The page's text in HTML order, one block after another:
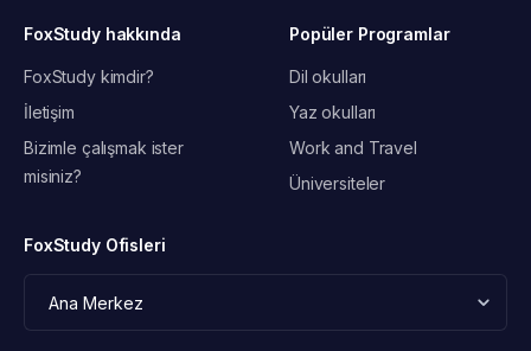
FoxStudy hakkında
FoxStudy kimdir?
İletişim
Bizimle çalışmak ister
misiniz?
Popüler Programlar
Dil okulları
Yaz okulları
Work and Travel
Üniversiteler
FoxStudy Ofisleri